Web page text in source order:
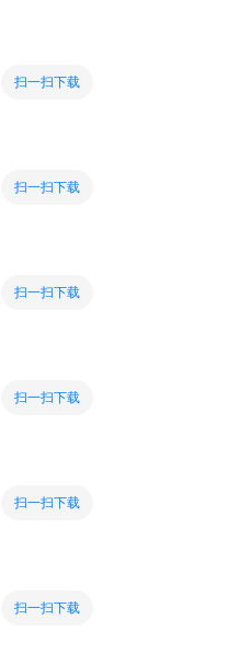
扫一扫下载
扫一扫下载
扫一扫下载
扫一扫下载
扫一扫下载
扫一扫下载